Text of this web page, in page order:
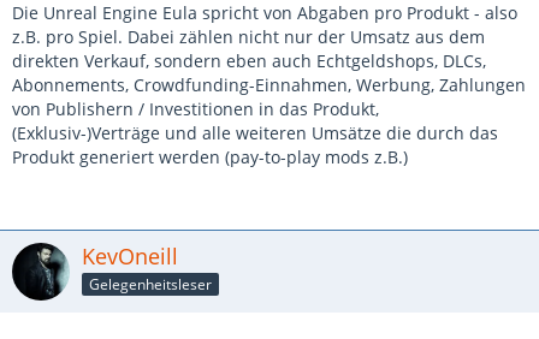
Die Unreal Engine Eula spricht von Abgaben pro Produkt - also
z.B. pro Spiel. Dabei zählen nicht nur der Umsatz aus dem
direkten Verkauf, sondern eben auch Echtgeldshops, DLCs,
Abonnements, Crowdfunding-Einnahmen, Werbung, Zahlungen
von Publishern / Investitionen in das Produkt,
(Exklusiv-)Verträge und alle weiteren Umsätze die durch das
Produkt generiert werden (pay-to-play mods z.B.)
KevOneill
Gelegenheitsleser